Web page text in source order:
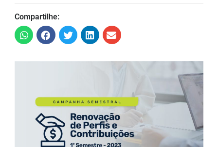
Compartilhe: